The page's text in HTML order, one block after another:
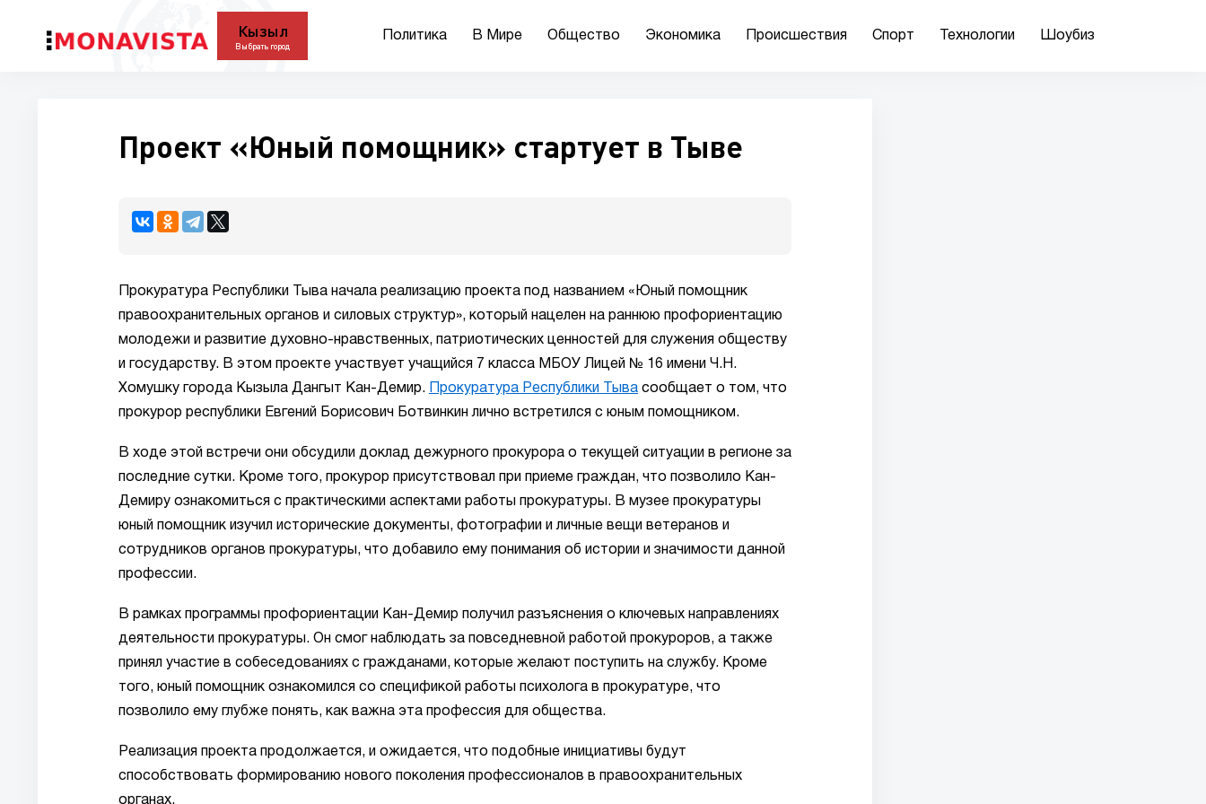
Кызыл
Выбрать город
Политика В Мире Общество Экономика Происшествия Спорт Технологии Шоубиз
Проект «Юный помощник» стартует в Тыве
Прокуратура Республики Тыва начала реализацию проекта под названием «Юный помощник
правоохранительных органов и силовых структур», который нацелен на раннюю профориентацию
молодежи и развитие духовно-нравственных, патриотических ценностей для служения обществу
и государству. В этом проекте участвует учащийся 7 класса МБОУ Лицей № 16 имени Ч.Н.
Хомушку города Кызыла Дангыт Кан-Демир.
Прокуратура Республики Тыва сообщает о том, что
прокурор республики Евгений Борисович Ботвинкин лично встретился с юным помощником.
В ходе этой встречи они обсудили доклад дежурного прокурора о текущей ситуации в регионе за
последние сутки. Кроме того, прокурор присутствовал при приеме граждан, что позволило Кан-
Демиру ознакомиться с практическими аспектами работы прокуратуры. В музее прокуратуры
юный помощник изучил исторические документы, фотографии и личные вещи ветеранов и
сотрудников органов прокуратуры, что добавило ему понимания об истории и значимости данной
профессии.
В рамках программы профориентации Кан-Демир получил разъяснения о ключевых направлениях
деятельности прокуратуры. Он смог наблюдать за повседневной работой прокуроров, а также
принял участие в собеседованиях с гражданами, которые желают поступить на службу. Кроме
того, юный помощник ознакомился со спецификой работы психолога в прокуратуре, что
позволило ему глубже понять, как важна эта профессия для общества.
Реализация проекта продолжается, и ожидается, что подобные инициативы будут
способствовать формированию нового поколения профессионалов в правоохранительных
органах.